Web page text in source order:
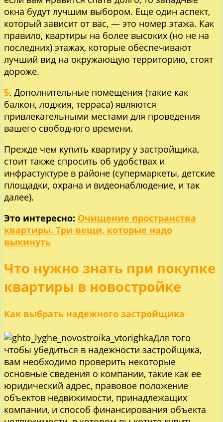
окна будут лучшим выбором. Еще один аспект,
который зависит от вас, — это номер этажа. Как
правило, квартиры на более высоких (но не на
последних) этажах, которые обеспечивают
лучший вид на окружающую территорию, стоят
дороже.
5. Дополнительные помещения (такие как
балкон, лоджия, терраса) являются
привлекательными местами для проведения
вашего свободного времени.
Прежде чем купить квартиру у застройщика,
стоит также спросить об удобствах и
инфрастуктуре в районе (супермаркеты, детские
площадки, охрана и видеонаблюдение, и так
далее).
Это интересно: Очищение пространства
квартиры. Три вещи, которые надо
выкинуть
Что нужно знать при покупке
квартиры в новостройке
Как выбрать надежного застройщика
Для того
чтобы убедиться в надежности застройщика,
вам необходимо проверить некоторые
основные сведения о компании, такие как ее
юридический адрес, правовое положение
объектов недвижимости, принадлежащих
компании, и способ финансирования объекта